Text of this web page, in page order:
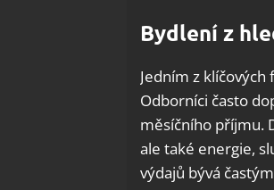
Bydlení z
Jedním z
Odborníci často
měsíčního příjmu.
ale také energie,
výdajů bývá